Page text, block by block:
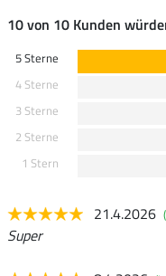
10 von 10 Kunden
5 Sterne
4 Sterne
3 Sterne
2 Sterne
1 Stern
21.4.2026
Super